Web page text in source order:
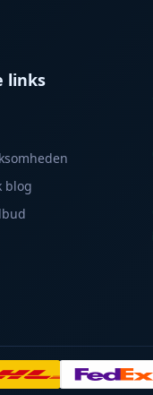
links
blog